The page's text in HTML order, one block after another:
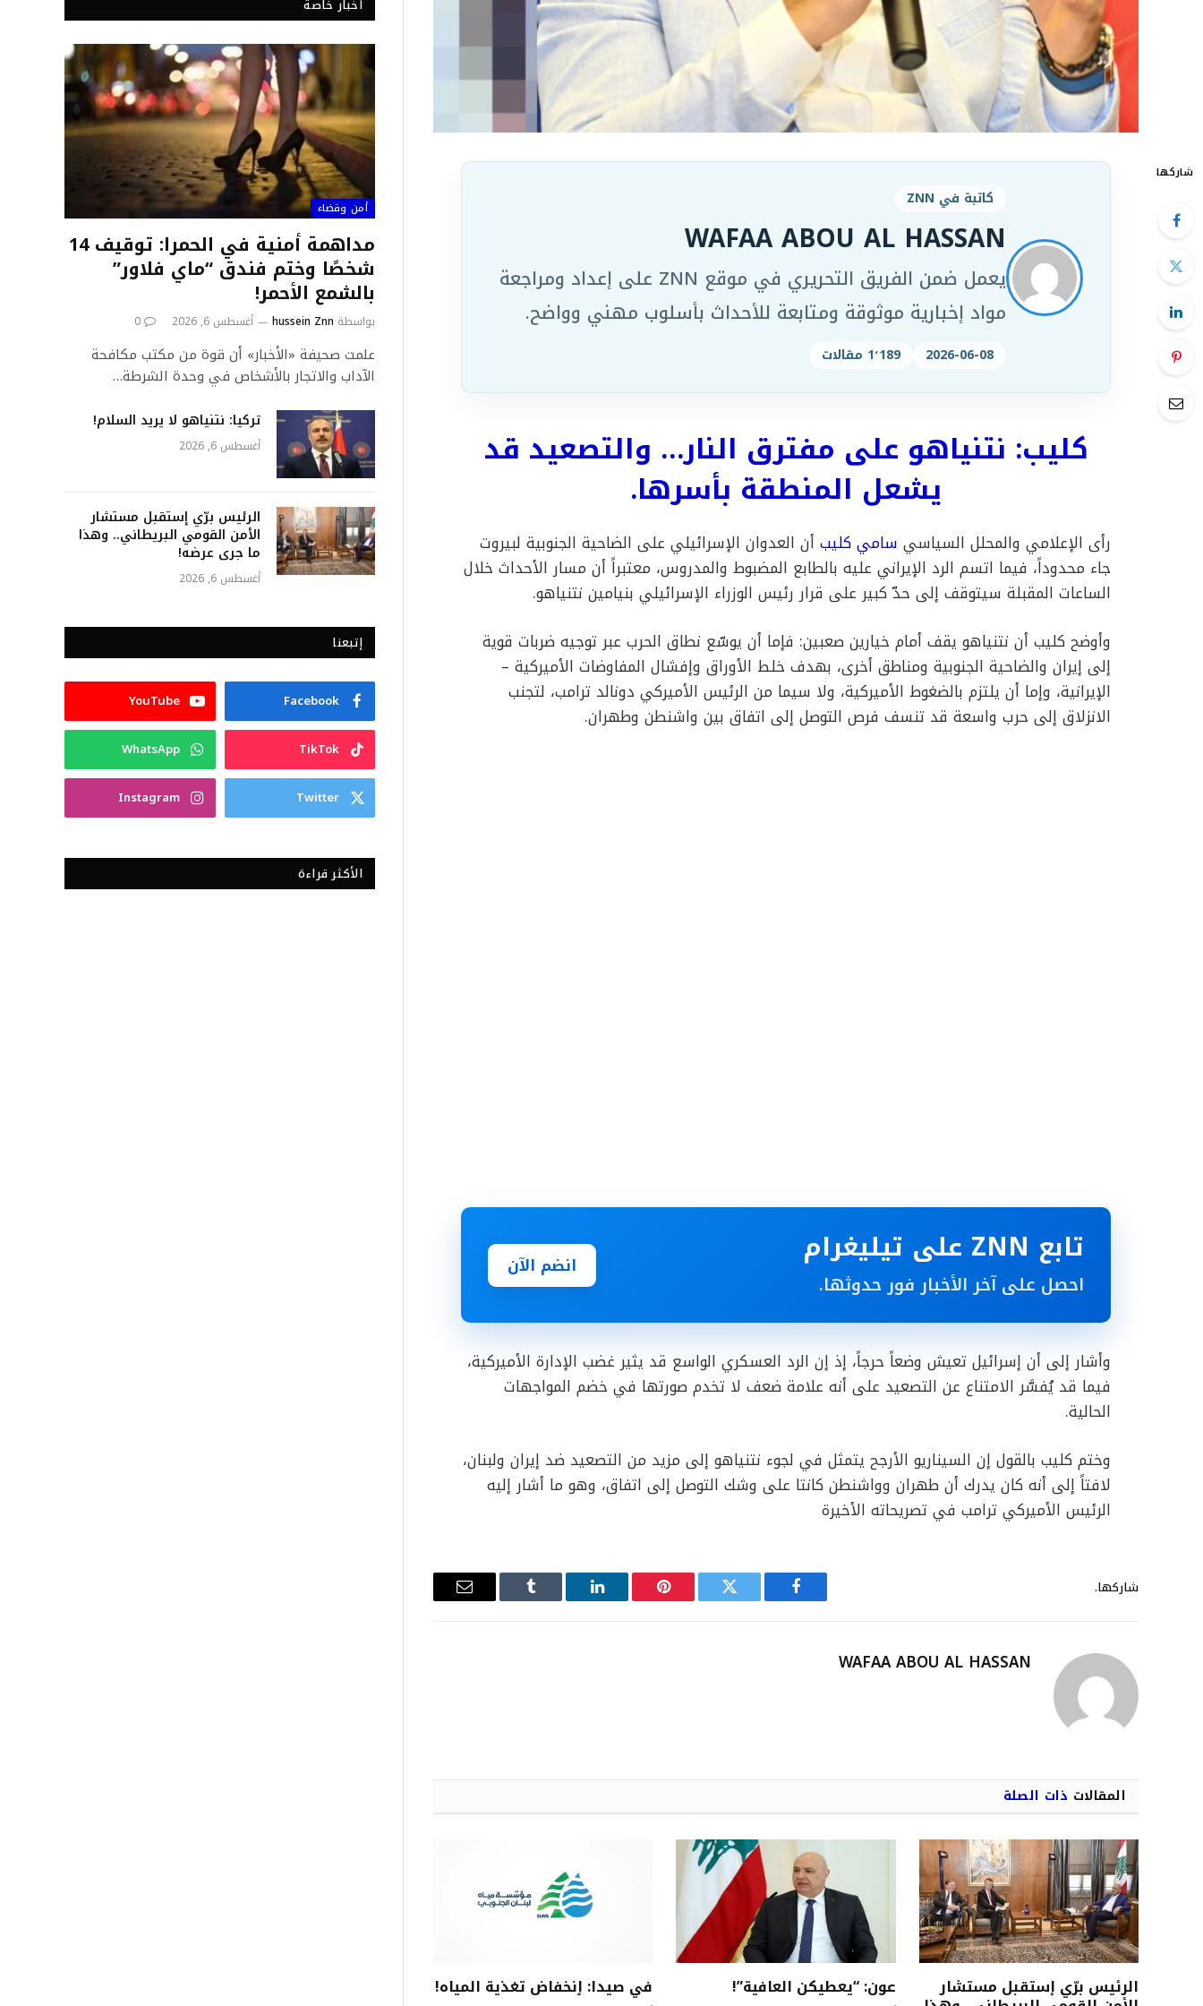
شاركها
كاتبة في ZNN
WAFAA ABOU AL HASSAN
يعمل ضمن الفريق التحريري في موقع ZNN على إعداد ومراجعة
مواد إخبارية موثوقة ومتابعة للأحداث بأسلوب مهني وواضح.
2026-06-08 1٬189 مقالات
كليب: نتنياهو على مفترق النار… والتصعيد قد
يشعل المنطقة بأسرها.
رأى الإعلامي والمحلل السياسي سامي كليبأن العدوان الإسرائيلي على الضاحية الجنوبية لبيروت
جاء محدوداً، فيما اتسم الرد الإيراني عليه بالطابع المضبوط والمدروس، معتبراً أن مسار الأحداث خلال
الساعات المقبلة سيتوقف إلى حدّ كبير على قرار رئيس الوزراء الإسرائيلي بنيامين نتنياهو.
وأوضح كليب أن نتنياهو يقف أمام خيارين صعبين: فإما أن يوسّع نطاق الحرب عبر توجيه ضربات قوية
إلى إيران والضاحية الجنوبية ومناطق أخرى، بهدف خلط الأوراق وإفشال المفاوضات الأميركية –
الإيرانية، وإما أن يلتزم بالضغوط الأميركية، ولا سيما من الرئيس الأميركي دونالد ترامب، لتجنب
الانزلاق إلى حرب واسعة قد تنسف فرص التوصل إلى اتفاق بين واشنطن وطهران.
تابع ZNN على تيليغرام
احصل على آخر الأخبار فور حدوثها.
انضم الآن
وأشار إلى أن إسرائيل تعيش وضعاً حرجاً، إذ إن الرد العسكري الواسع قد يثير غضب الإدارة الأميركية،
فيما قد يُفسَّر الامتناع عن التصعيد على أنه علامة ضعف لا تخدم صورتها في خضم المواجهات
الحالية.
وختم كليب بالقول إن السيناريو الأرجح يتمثل في لجوء نتنياهو إلى مزيد من التصعيد ضد إيران ولبنان،
لافتاً إلى أنه كان يدرك أن طهران وواشنطن كانتا على وشك التوصل إلى اتفاق، وهو ما أشار إليه
الرئيس الأميركي ترامب في تصريحاته الأخيرة
شاركها.
فيسبوك تويتر بينتيريستلينكدإن Tumblr
البريد
WAFAA ABOU AL HASSAN
المقالات ذات الصلة
الرئيس برّي إستقبل مستشار عون: “يعطيكن العافية”! في صيدا: ٳنخفاض تغذية المياه!
أخبار خاصة
أمن وقضاء
مداهمة أمنية في الحمرا: توقيف 14
شخصًا وختم فندق “ماي فلاور”
بالشمع الأحمر!
بواسطة hussein Znn أغسطس 6, 2026 0
علمت صحيفة «الأخبار» أن قوة من مكتب مكافحة
الآداب والاتجار بالأشخاص في وحدة الشرطة…
تركيا: نتنياهو لا يريد السلام!
أغسطس 6, 2026
الرئيس برّي إستقبل مستشار
الأمن القومي البريطاني.. وهذا
ما جرى عرضه!
أغسطس 6, 2026
إتبعنا
Facebook
YouTube
TikTok
WhatsApp
Twitter
Instagram
الأكثر قراءة